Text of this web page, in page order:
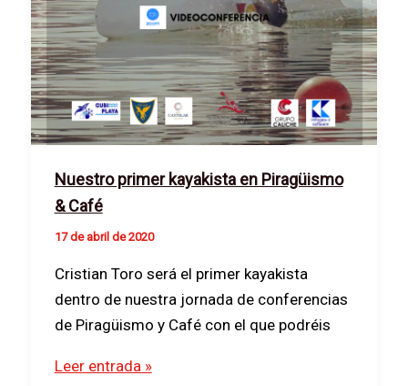
Nuestro primer kayakista en Piragüismo
& Café
17 de abril de 2020
Cristian Toro será el primer kayakista
dentro de nuestra jornada de conferencias
de Piragüismo y Café con el que podréis
Nuestro
Leer entrada »